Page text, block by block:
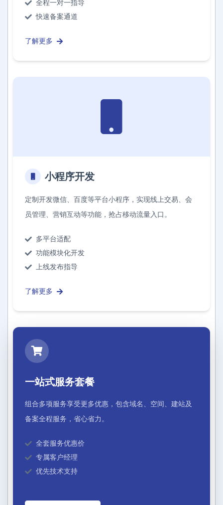
全程一对一指导
快速备案通道
了解更多
小程序开发
定制开发微信、百度等平台小程序，实现线上交易、会
员管理、营销互动等功能，抢占移动流量入口。
多平台适配
功能模块化开发
上线发布指导
了解更多
一站式服务套餐
组合多项服务享受更多优惠，包含域名、空间、建站及
备案全程服务，省心省力。
全套服务优惠价
专属客户经理
优先技术支持